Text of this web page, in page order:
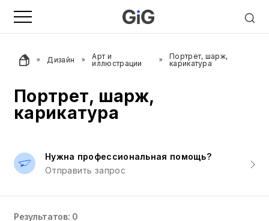
Дизайн
Арт и
иллюстрации
Портрет, шарж,
карикатура
Портрет, шарж,
карикатура
Нужна профессиональная помощь?
Отправить запрос
Результатов: 0